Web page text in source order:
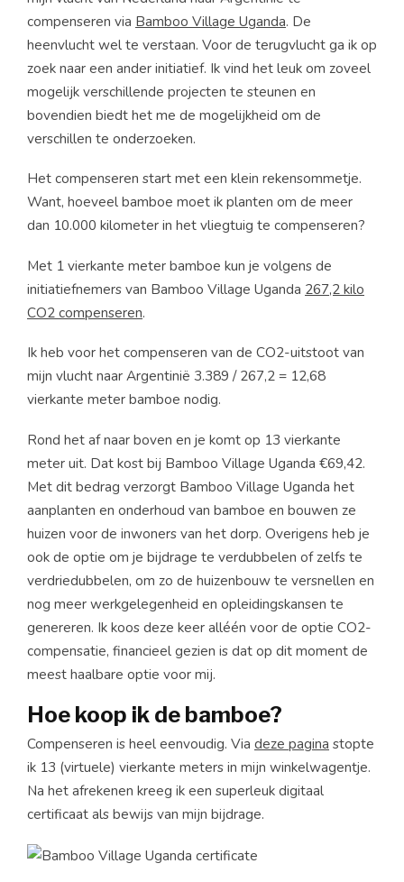
compenseren via Bamboo Village Uganda. De
heenvlucht wel te verstaan. Voor de terugvlucht ga ik op
zoek naar een ander initiatief. Ik vind het leuk om zoveel
mogelijk verschillende projecten te steunen en
bovendien biedt het me de mogelijkheid om de
verschillen te onderzoeken.
Het compenseren start met een klein rekensommetje.
Want, hoeveel bamboe moet ik planten om de meer
dan 10.000 kilometer in het vliegtuig te compenseren?
Met 1 vierkante meter bamboe kun je volgens de
initiatiefnemers van Bamboo Village Uganda 267,2 kilo
CO2 compenseren.
Ik heb voor het compenseren van de CO2-uitstoot van
mijn vlucht naar Argentinië 3.389 / 267,2 = 12,68
vierkante meter bamboe nodig.
Rond het af naar boven en je komt op 13 vierkante
meter uit. Dat kost bij Bamboo Village Uganda €69,42.
Met dit bedrag verzorgt Bamboo Village Uganda het
aanplanten en onderhoud van bamboe en bouwen ze
huizen voor de inwoners van het dorp. Overigens heb je
ook de optie om je bijdrage te verdubbelen of zelfs te
verdriedubbelen, om zo de huizenbouw te versnellen en
nog meer werkgelegenheid en opleidingskansen te
genereren. Ik koos deze keer alléén voor de optie CO2-
compensatie, financieel gezien is dat op dit moment de
meest haalbare optie voor mij.
Hoe koop ik de bamboe?
Compenseren is heel eenvoudig. Via deze pagina stopte
ik 13 (virtuele) vierkante meters in mijn winkelwagentje.
Na het afrekenen kreeg ik een superleuk digitaal
certificaat als bewijs van mijn bijdrage.